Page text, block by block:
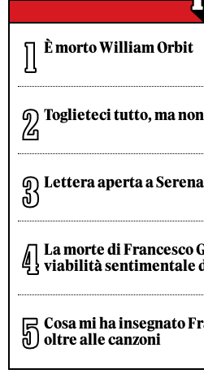
È morto William Orbit
Toglieteci tutto, ma
Lettera aperta a
La morte di Francesco
viabilità sentimentale
Cosa mi ha insegnato
oltre alle canzoni